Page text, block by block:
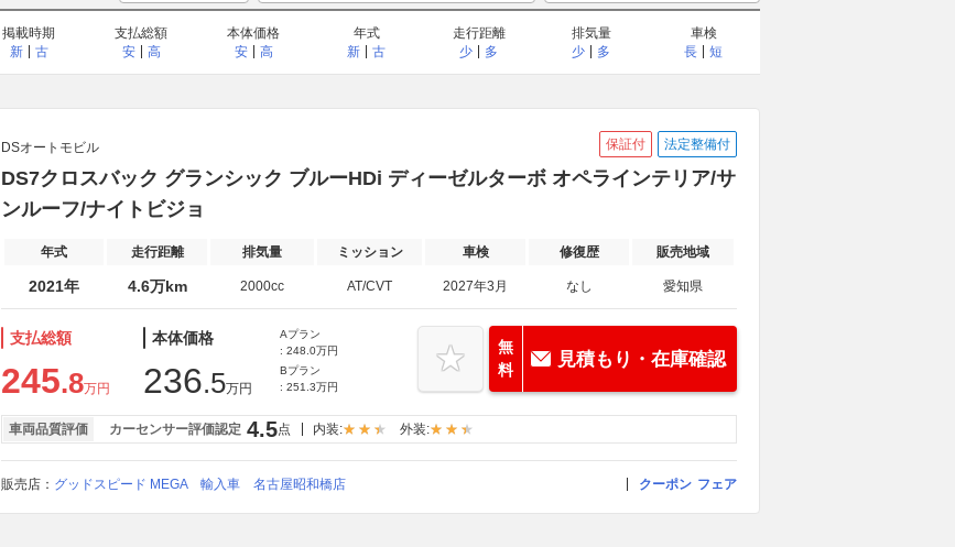
掲載時期
新
古
支払総額
安
高
本体価格
安
高
年式
新
古
走行距離
少
多
排気量
少
多
車検
長
短
DSオートモビル 保証付 法定整備付
DS7クロスバック グランシック ブルーHDi ディーゼルターボ オペラインテリア/サ
ンルーフ/ナイトビジョ
年式 走行距離 排気量 ミッション 車検 修復歴 販売地域
2021年 4.6万km 2000cc AT/CVT 2027年3月 なし 愛知県
支払総額
245.8万円
本体価格
236.5万円
Aプラン
: 248.0万円
Bプラン
: 251.3万円
無
料
見積もり・在庫確認
車両品質評価 カーセンサー評価認定 4.5点 内装: 外装:
販売店： グッドスピード MEGA 輸入車 名古屋昭和橋店 クーポン フェア